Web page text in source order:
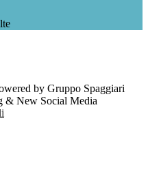
by Gruppo Spaggiari
& New Social Media